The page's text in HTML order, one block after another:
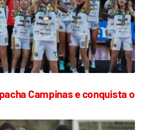
Campinas e conquista o